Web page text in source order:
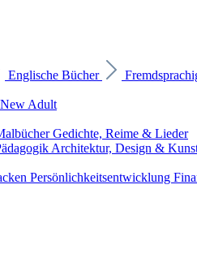
Englische Bücher
New Adult
Gedichte, Reime & Lieder
Architektur, Design &
Persönlichkeitsentwicklung